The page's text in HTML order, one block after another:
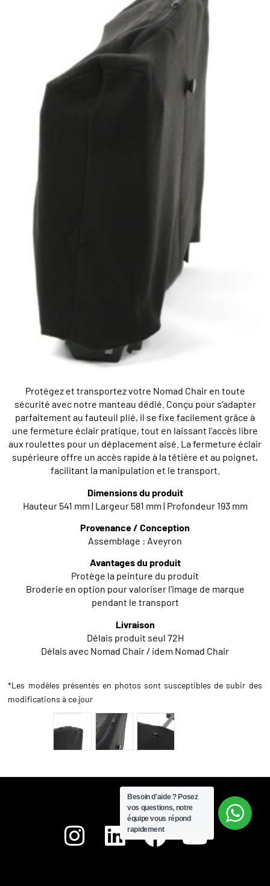
Protégez et transportez votre Nomad Chair en toute
sécurité avec notre manteau dédié. Conçu pour s’adapter
parfaitement au fauteuil plié, il se fixe facilement grâce à
une fermeture éclair pratique, tout en laissant l’accès libre
aux roulettes pour un déplacement aisé. La fermeture éclair
supérieure offre un accès rapide à la têtière et au poignet,
facilitant la manipulation et le transport.
Dimensions du produit
Hauteur 541 mm | Largeur 581 mm | Profondeur 193 mm
Provenance / Conception
Assemblage : Aveyron
Avantages du produit
Protège la peinture du produit
Broderie en option pour valoriser l’image de marque
pendant le transport
Livraison
Délais produit seul 72H
Délais avec Nomad Chair / idem Nomad Chair
*Les modèles présentés en photos sont susceptibles de subir des
modifications à ce jour
Besoin d'aide ? Posez
vos questions, notre
équipe vous répond
rapidement